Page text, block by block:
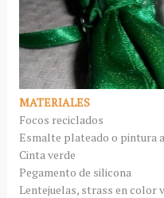
MATERIALES
Focos reciclados
Esmalte plateado o pintura
Cinta verde
Pegamento de silicona
Lentejuelas, strass en color